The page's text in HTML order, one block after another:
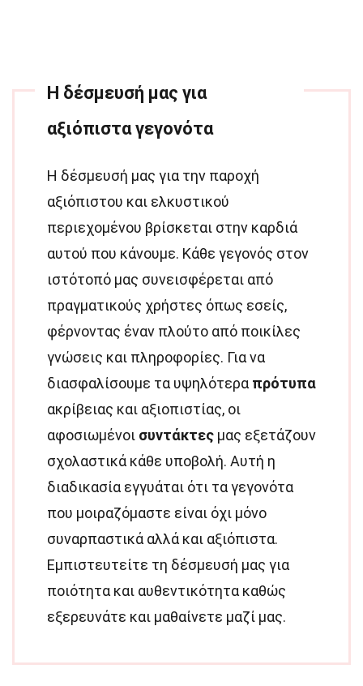
Η δέσμευσή μας για
αξιόπιστα γεγονότα
Η δέσμευσή μας για την παροχή
αξιόπιστου και ελκυστικού
περιεχομένου βρίσκεται στην καρδιά
αυτού που κάνουμε. Κάθε γεγονός στον
ιστότοπό μας συνεισφέρεται από
πραγματικούς χρήστες όπως εσείς,
φέρνοντας έναν πλούτο από ποικίλες
γνώσεις και πληροφορίες. Για να
διασφαλίσουμε τα υψηλότερα πρότυπα
ακρίβειας και αξιοπιστίας, οι
αφοσιωμένοι συντάκτες μας εξετάζουν
σχολαστικά κάθε υποβολή. Αυτή η
διαδικασία εγγυάται ότι τα γεγονότα
που μοιραζόμαστε είναι όχι μόνο
συναρπαστικά αλλά και αξιόπιστα.
Εμπιστευτείτε τη δέσμευσή μας για
ποιότητα και αυθεντικότητα καθώς
εξερευνάτε και μαθαίνετε μαζί μας.